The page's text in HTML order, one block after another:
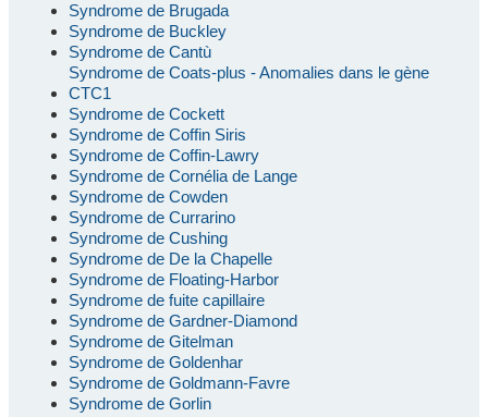
Syndrome de Brugada
Syndrome de Buckley
Syndrome de Cantù
Syndrome de Coats-plus - Anomalies dans le gène
CTC1
Syndrome de Cockett
Syndrome de Coffin Siris
Syndrome de Coffin-Lawry
Syndrome de Cornélia de Lange
Syndrome de Cowden
Syndrome de Currarino
Syndrome de Cushing
Syndrome de De la Chapelle
Syndrome de Floating-Harbor
Syndrome de fuite capillaire
Syndrome de Gardner-Diamond
Syndrome de Gitelman
Syndrome de Goldenhar
Syndrome de Goldmann-Favre
Syndrome de Gorlin